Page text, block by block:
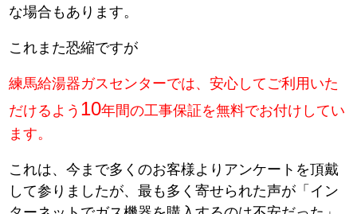
な場合もあります。
これまた恐縮ですが
練馬給湯器ガスセンターでは、安心してご利用いた
だけるよう 10年間の工事保証を無料でお付けしてい
ます。
これは、今まで多くのお客様よりアンケートを頂戴
して参りましたが、最も多く寄せられた声が「イン